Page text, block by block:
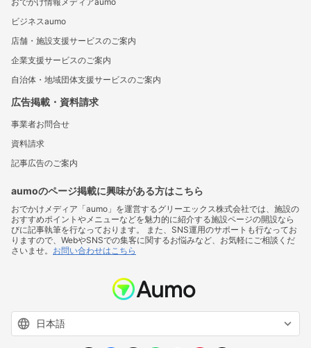
ビジネスaumo
店舗・施設支援サービスのご案内
企業支援サービスのご案内
自治体・地域団体支援サービスのご案内
広告掲載・資料請求
事業者お問合せ
資料請求
記事広告のご案内
aumoのページ掲載に興味がある方はこちら
おでかけメディア「aumo」を運営するグリーエックス株式会社では、施設の
おすすめポイントやメニューなどを魅力的に紹介する施設ページの開設なら
びに記事執筆を行なっております。 また、SNS運用のサポートも行なってお
りますので、WebやSNSでの集客に関するお悩みなど、お気軽にご相談くだ
さいませ。 お問い合わせはこちら